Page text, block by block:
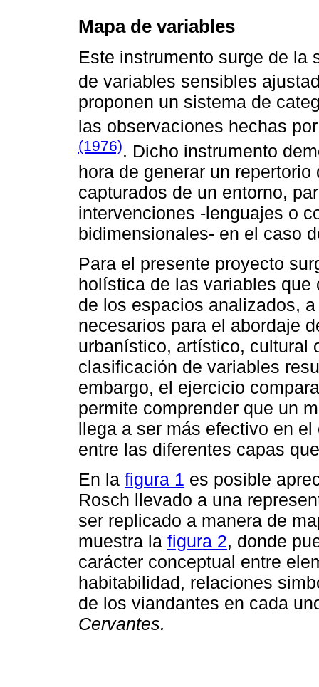
Mapa de variables
Este instrumento surge de la
de variables sensibles
proponen un sistema de
las observaciones hechas
(1976). Dicho instrumento
hora de generar un
capturados de un entorno,
intervenciones -lenguajes o
bidimensionales- en el caso
Para el presente proyecto
holística de las variables
de los espacios analizados,
necesarios para el abordaje
urbanístico, artístico, cultural
clasificación de variables
embargo, el ejercicio
permite comprender que un
llega a ser más efectivo en
entre las diferentes capas
En la figura 1 es posible
Rosch llevado a una
ser replicado a manera de
muestra la figura 2, donde
carácter conceptual entre
habitabilidad, relaciones
de los viandantes en cada
Cervantes.